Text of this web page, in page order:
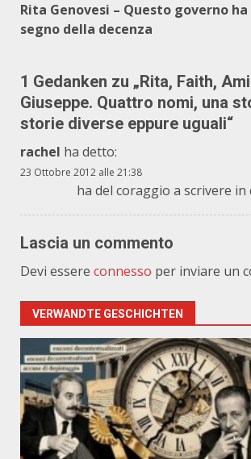
Rita Genovesi – Questo governo
segno della decenza
1 Gedanken zu „Rita, Faith,
Giuseppe. Quattro nomi, una
storie diverse eppure uguali“
rachel ha detto:
23 Ottobre 2012 alle 21:38
ha del coraggio a scrivere in
Lascia un commento
Devi essere connesso per inviare un
VERWANDTE GESCHICHTEN